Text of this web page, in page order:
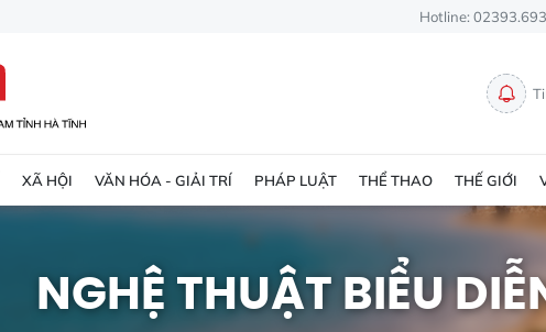
Hotline:
XÃ HỘI VĂN HÓA - GIẢI TRÍ PHÁP LUẬT THỂ THAO THẾ GIỚI
NGHỆ THUẬT BIỂU